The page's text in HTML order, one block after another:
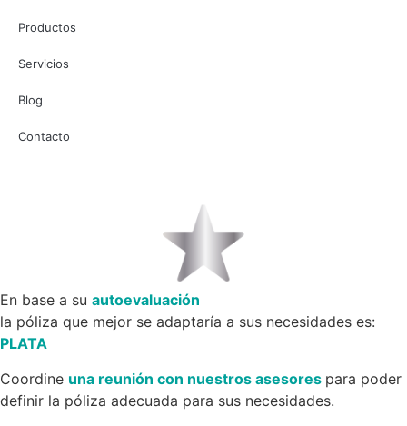
Productos
Servicios
Blog
Contacto
En base a su autoevaluación
la póliza que mejor se adaptaría a sus necesidades es:
PLATA
Coordine una reunión con nuestros asesores para poder
definir la póliza adecuada para sus necesidades.